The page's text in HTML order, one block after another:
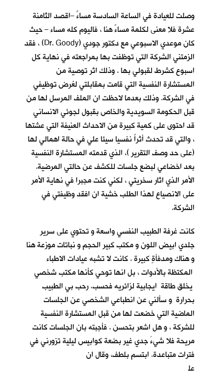
وصلت للعيادة في الساعة السادسة مساءً –اقصد الثامنة
عشرة فلا معنى لكلمة مساءً هنا ، فاليوم كله مساء – حيث
كان موعدي الاسبوعي مع دكتور جودي (Dr. Goody) ، فقد
الزمتني الشركة التي توظفت بها بمراجعته في نهاية كل
اسبوع كشرط لقبولي بها . وذلك اثر توصية من
المستشارة النفسية التي قامت بمقابلتي لغرض توظيفي
في الشركة. وذلك بعدما لاحظت ان الملف المرسل لها من
قبل الحكومة السويدية والخاص بقبول لجوئي الانساني
قد احتوى على كمية كبيرة من الاحداث العنيفة التي عشتها
، والتي قد تحدث أثراً نفسيا سيئا علي في حالة اهمالي لها
(على حد وصف التقرير )، الذي قدمته المستشارة النفسية
بعد اخضاعي لبضع جلسات للكشف عن حالتي المرضية.
الأمر الذي اثار سخريتي ، لكني كنت مجبرا في نهاية الأمر
على الانصياع لهذا الطلب خشية ان افقد وظيفتي في
الشركة.
كانت غرفة الطبيب النفسي واسعة و تحتوي على سرير
جلدي ابيض اللون و مكتب كبير الحجم و نباتات موزعة هنا
و هناك ومدفأةٍ كبيرة . كانت لا تشبه عيادات الاطباء
المكتظة بالأدوات ، بل انها توحي كأنها مكتب شخصي
يخلق طاقة ايجابية لزائريه فحسب. رحب بي الطبيب
بحرارة و سألني عن انطباعي الشخصي عن الجلسات
الماضية التي خضعت لها من قبل المستشارة النفسية
للشركة ، و هل اشعر بتحسن . فأجبته بان الجلسات كانت
مريحة فلا شيءَ جدي غير بضعة كوابيس ليلية تزورني في
فترات متباعدة. ابتسم بلطف، وقال ان
عل